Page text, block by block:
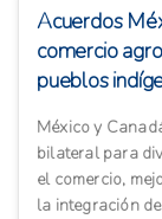
Acuerdos
comercio
pueblos
México y
bilateral para
el comercio,
la integración de